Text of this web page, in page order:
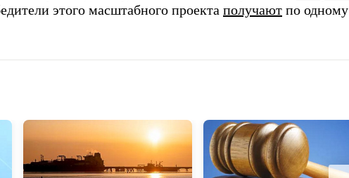
этого масштабного проекта получают по одному